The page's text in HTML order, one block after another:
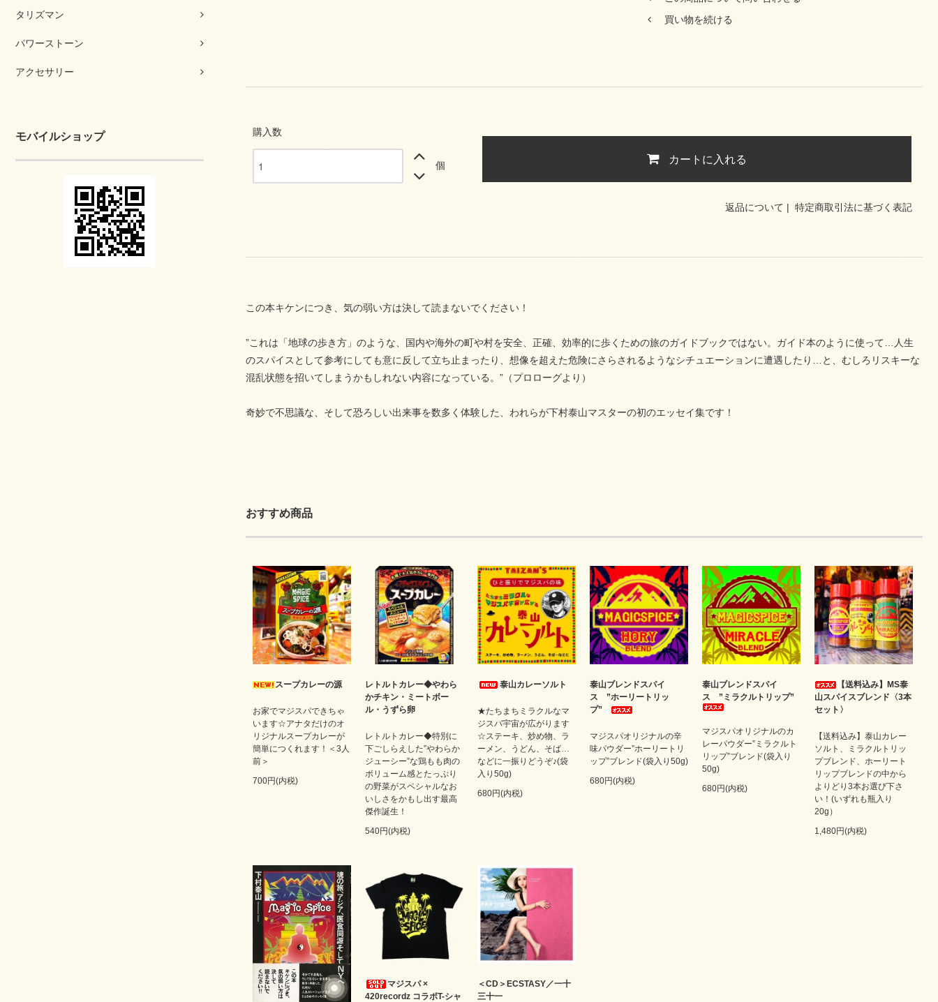
タリズマン
パワーストーン
アクセサリー
モバイルショップ
買い物を続ける
購入数
個 カートに入れる
返品について | 特定商取引法に基づく表記
この本キケンにつき、気の弱い方は決して読まないでください！
”これは「地球の歩き方」のような、国内や海外の町や村を安全、正確、効率的に歩くための旅のガイドブックではない。ガイド本のように使って…人生
のスパイスとして参考にしても意に反して立ち止まったり、想像を超えた危険にさらされるようなシチュエーションに遭遇したり…と、むしろリスキーな
混乱状態を招いてしまうかもしれない内容になっている。”（プロローグより）
奇妙で不思議な、そして恐ろしい出来事を数多く体験した、われらが下村泰山マスターの初のエッセイ集です！
おすすめ商品
スープカレーの源
お家でマジスパできちゃ
います☆アナタだけのオ
リジナルスープカレーが
簡単につくれます！＜3人
前＞
700円(内税)
レトルトカレー◆やわら
かチキン・ミートボー
ル・うずら卵
レトルトカレー◆特別に
下ごしらえした”やわらか
ジューシー”な鶏もも肉の
ボリューム感とたっぷり
の野菜がスペシャルなお
いしさをかもし出す最高
傑作誕生！
540円(内税)
泰山カレーソルト
★たちまちミラクルなマ
ジスパ宇宙が広がります
☆ステーキ、炒め物、ラ
ーメン、うどん、そば…
などに一振りどうぞ♪(袋
入り50g)
680円(内税)
泰山ブレンドスパイ
ス ”ホーリートリッ
プ”
マジスパオリジナルの辛
味パウダー”ホーリートリ
ップ”ブレンド(袋入り50g)
680円(内税)
泰山ブレンドスパイ
ス ”ミラクルトリップ”
マジスパオリジナルのカ
レーパウダー”ミラクルト
リップ”ブレンド(袋入り
50g)
680円(内税)
【送料込み】MS泰
山スパイスブレンド〈3本
セット〉
【送料込み】泰山カレー
ソルト、ミラクルトリッ
プブレンド、ホーリート
リップブレンドの中から
よりどり3本お選び下さ
い！(いずれも瓶入り
20g）
1,480円(内税)
マジスパ ×
420recordz コラボT-シャ
＜CD＞ECSTASY／一十
三十一